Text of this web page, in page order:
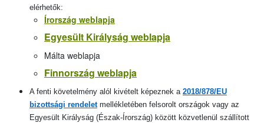
elérhetők:
Írország weblapja
Egyesült Királyság weblapja
Málta weblapja
Finnország weblapja
A fenti követelmény alól kivételt képeznek a 2018/878/EU
bizottsági rendeletmellékletében felsorolt országok vagy az
Egyesült Királyság (Észak-Írország) között közvetlenül szállított